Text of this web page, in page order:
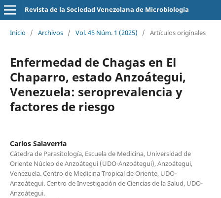
Revista de la Sociedad Venezolana de Microbiología
Inicio / Archivos / Vol. 45 Núm. 1 (2025) / Artículos originales
Enfermedad de Chagas en El
Chaparro, estado Anzoátegui,
Venezuela: seroprevalencia y
factores de riesgo
Carlos Salaverría
Cátedra de Parasitología, Escuela de Medicina, Universidad de
Oriente Núcleo de Anzoátegui (UDO-Anzoátegui), Anzoátegui,
Venezuela. Centro de Medicina Tropical de Oriente, UDO-
Anzoátegui. Centro de Investigación de Ciencias de la Salud, UDO-
Anzoátegui.